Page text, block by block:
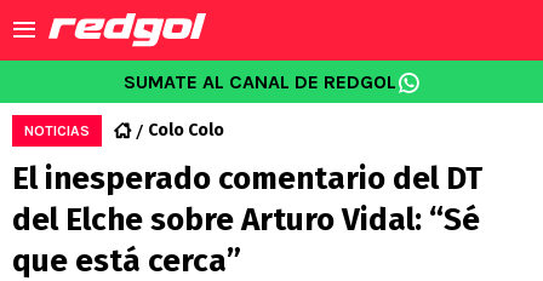
SUMATE AL CANAL DE REDGOL
NOTICIAS Colo Colo
El inesperado comentario del DT
del Elche sobre Arturo Vidal: “Sé
que está cerca”